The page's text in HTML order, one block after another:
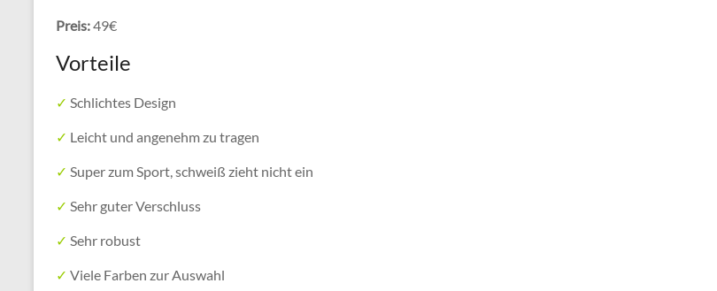
Preis:49€
Vorteile
✓ Schlichtes Design
✓ Leicht und angenehm zu tragen
✓ Super zum Sport, schweiß zieht nicht ein
✓ Sehr guter Verschluss
✓ Sehr robust
✓ Viele Farben zur Auswahl